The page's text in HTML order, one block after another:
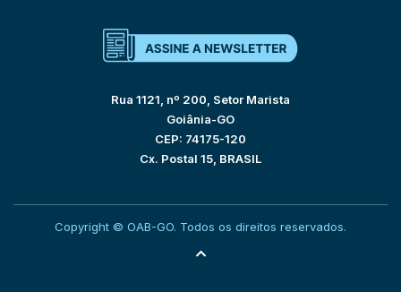
Rua 1121, nº 200, Setor Marista
Goiânia-GO
CEP: 74175-120
Cx. Postal 15, BRASIL
Copyright © OAB-GO. Todos os direitos reservados.